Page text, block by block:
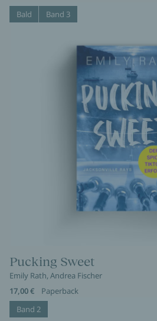
Bald Band 3
Pucking Sweet
Emily Rath, Andrea Fischer
17,00 €
Paperback
Band 2